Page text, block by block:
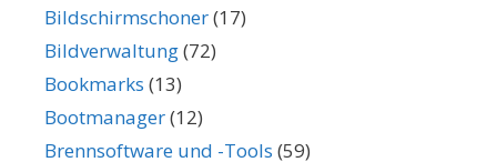
Bildschirmschoner(17)
Bildverwaltung(72)
Bookmarks (13)
Bootmanager(12)
Brennsoftware und -Tools (59)